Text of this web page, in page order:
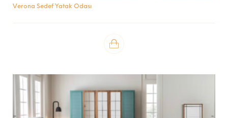
Verona Sedef Yatak Odası